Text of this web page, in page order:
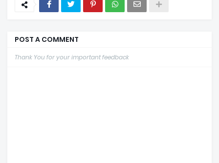
POST A COMMENT
Thank You for your important feedback